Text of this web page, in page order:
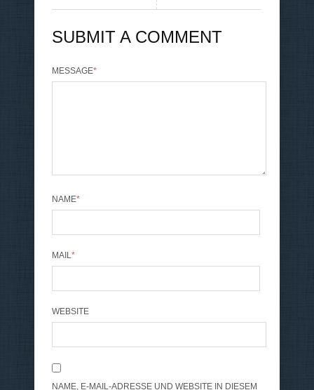
SUBMIT A COMMENT
MESSAGE*
NAME*
MAIL*
WEBSITE
NAME, E-MAIL-ADRESSE UND WEBSITE IN DIESEM